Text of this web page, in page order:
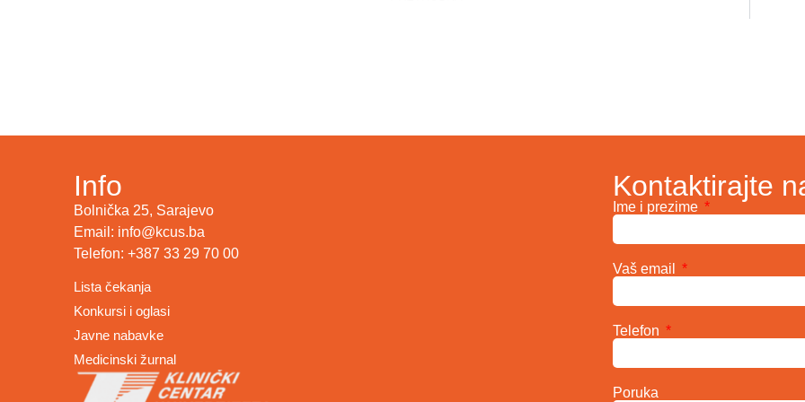
Info
Bolnička 25, Sarajevo
Email: info@kcus.ba
Telefon: +387 33 29 70 00
Lista čekanja
Konkursi i oglasi
Javne nabavke
Medicinski žurnal
Kontaktirajte
Ime i prezime
Vaš email
Telefon
Poruka